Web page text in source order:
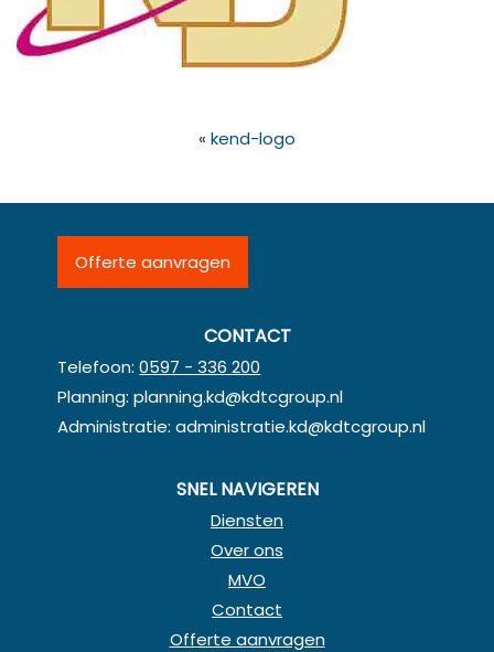
« kend-logo
Offerte aanvragen
CONTACT
Telefoon:0597 - 336 200
Planning:planning.kd@kdtcgroup.nl
Administratie:administratie.kd@kdtcgroup.nl
SNEL NAVIGEREN
Diensten
Over ons
MVO
Contact
Offerte aanvragen